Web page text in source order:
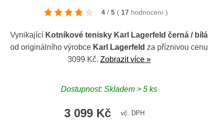
4 / 5 ( 17 hodnocení )
Vynikající Kotníkové tenisky Karl Lagerfeld černá / bílá
od originálního výrobce Karl Lagerfeld za příznivou cenu
3099 Kč. Zobrazit více »
Dostupnost: Skladem > 5 ks
3 099 Kč vč. DPH